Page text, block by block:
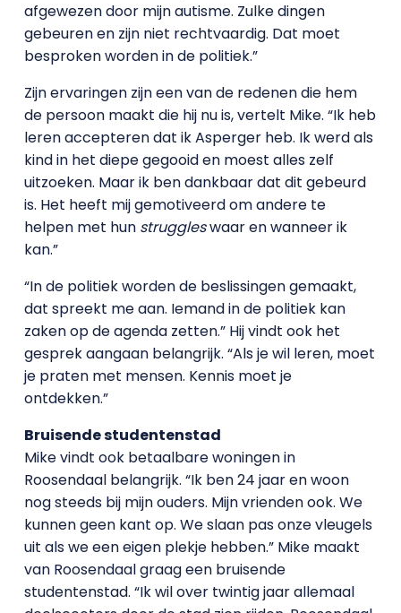
afgewezen door mijn autisme. Zulke dingen
gebeuren en zijn niet rechtvaardig. Dat moet
besproken worden in de politiek.”
Zijn ervaringen zijn een van de redenen die hem
de persoon maakt die hij nu is, vertelt Mike. “Ik heb
leren accepteren dat ik Asperger heb. Ik werd als
kind in het diepe gegooid en moest alles zelf
uitzoeken. Maar ik ben dankbaar dat dit gebeurd
is. Het heeft mij gemotiveerd om andere te
helpen met hun struggleswaar en wanneer ik
kan.”
“In de politiek worden de beslissingen gemaakt,
dat spreekt me aan. Iemand in de politiek kan
zaken op de agenda zetten.” Hij vindt ook het
gesprek aangaan belangrijk. “Als je wil leren, moet
je praten met mensen. Kennis moet je
ontdekken.”
Bruisende studentenstad
Mike vindt ook betaalbare woningen in
Roosendaal belangrijk. “Ik ben 24 jaar en woon
nog steeds bij mijn ouders. Mijn vrienden ook. We
kunnen geen kant op. We slaan pas onze vleugels
uit als we een eigen plekje hebben.” Mike maakt
van Roosendaal graag een bruisende
studentenstad. “Ik wil over twintig jaar allemaal